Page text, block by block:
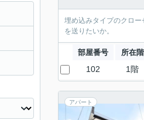
埋め込みタイプのクロ
を送りたいか。
部屋番号 所在階
102 1階
アパート